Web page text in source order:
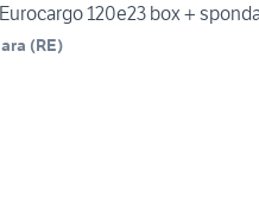
120e23 box +
(RE)